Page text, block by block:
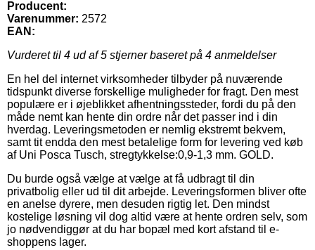
Producent:
Varenummer: 2572
EAN:
Vurderet til 4 ud af 5 stjerner baseret på 4 anmeldelser
En hel del internet virksomheder tilbyder på nuværende
tidspunkt diverse forskellige muligheder for fragt. Den mest
populære er i øjeblikket afhentningssteder, fordi du på den
måde nemt kan hente din ordre når det passer ind i din
hverdag. Leveringsmetoden er nemlig ekstremt bekvem,
samt tit endda den mest betalelige form for levering ved køb
af Uni Posca Tusch, stregtykkelse:0,9-1,3 mm. GOLD.
Du burde også vælge at vælge at få udbragt til din
privatbolig eller ud til dit arbejde. Leveringsformen bliver ofte
en anelse dyrere, men desuden rigtig let. Den mindst
kostelige løsning vil dog altid være at hente ordren selv, som
jo nødvendiggør at du har bopæl med kort afstand til e-
shoppens lager.